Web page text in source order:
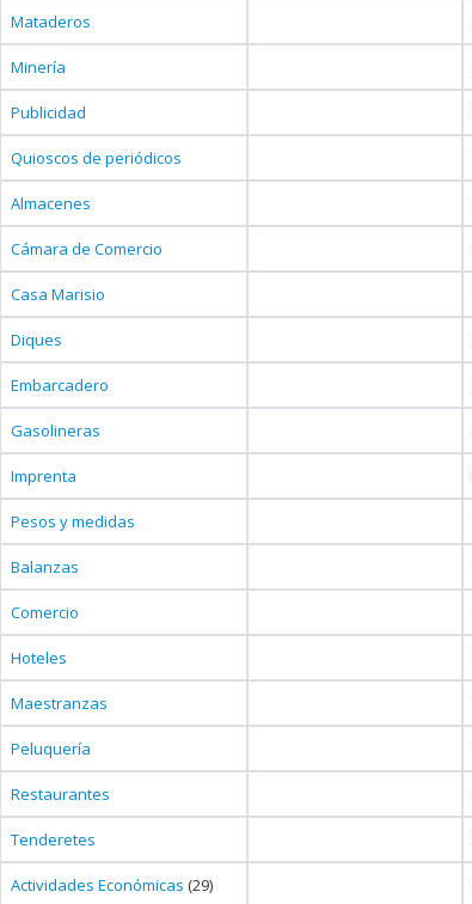
Mataderos
Minería
Publicidad
Quioscos de periódicos
Almacenes
Cámara de Comercio
Casa Marisio
Diques
Embarcadero
Gasolineras
Imprenta
Pesos y medidas
Balanzas
Comercio
Hoteles
Maestranzas
Peluquería
Restaurantes
Tenderetes
Actividades Económicas (29)